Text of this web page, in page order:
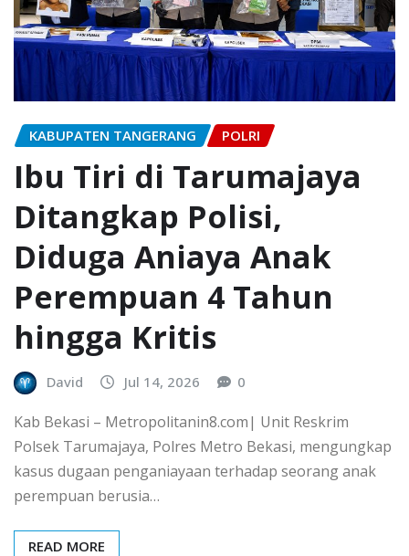
KABUPATEN TANGERANG POLRI
Ibu Tiri di Tarumajaya
Ditangkap Polisi,
Diduga Aniaya Anak
Perempuan 4 Tahun
hingga Kritis
David Jul 14, 2026 0
Kab Bekasi – Metropolitanin8.com| Unit Reskrim
Polsek Tarumajaya, Polres Metro Bekasi, mengungkap
kasus dugaan penganiayaan terhadap seorang anak
perempuan berusia…
READ MORE